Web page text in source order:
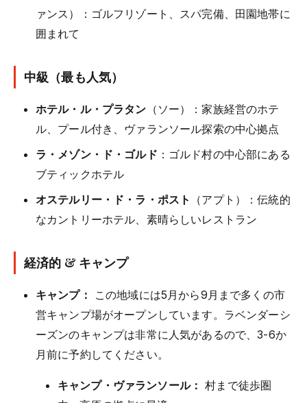
ァンス）：ゴルフリゾート、スパ完備、田園地帯に
囲まれて
中級（最も人気）
ホテル・ル・プラタン （ソー）：家族経営のホテ
ル、プール付き、ヴァランソール探索の中心拠点
ラ・メゾン・ド・ゴルド ：ゴルド村の中心部にある
ブティックホテル
オステルリー・ド・ラ・ポスト
（アプト）：伝統的
なカントリーホテル、素晴らしいレストラン
経済的 & キャンプ
キャンプ：
この地域には5月から9月まで多くの市
営キャンプ場がオープンしています。ラベンダーシ
ーズンのキャンプは非常に人気があるので、3-6か
月前に予約してください。
キャンプ・ヴァランソール： 村まで徒歩圏